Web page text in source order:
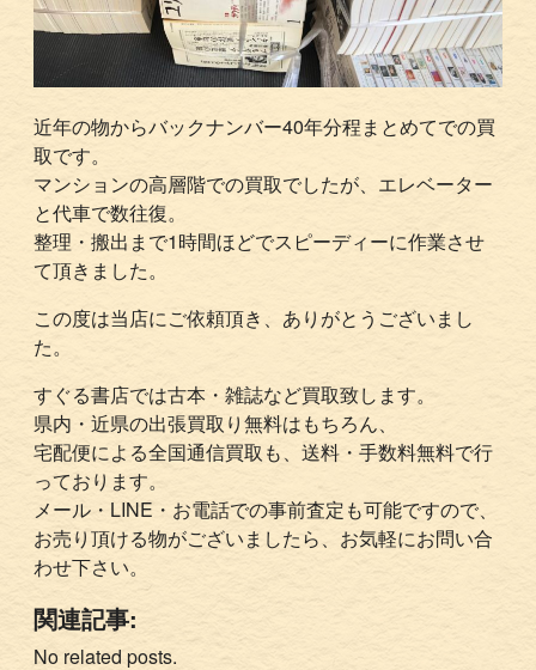
近年の物からバックナンバー40年分程まとめてでの買
取です。
マンションの高層階での買取でしたが、エレベーター
と代車で数往復。
整理・搬出まで1時間ほどでスピーディーに作業させ
て頂きました。
この度は当店にご依頼頂き、ありがとうございまし
た。
すぐる書店では古本・雑誌など買取致します。
県内・近県の出張買取り無料はもちろん、
宅配便による全国通信買取も、送料・手数料無料で行
っております。
メール・LINE・お電話での事前査定も可能ですので、
お売り頂ける物がございましたら、お気軽にお問い合
わせ下さい。
関連記事:
No related posts.